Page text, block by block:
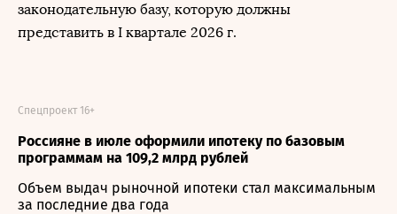
законодательную базу, которую должны
представить в I квартале 2026 г.
Россияне в июле оформили ипотеку по базовым
программам на 109,2 млрд рублей
Спецпроект 16+
Объем выдач рыночной ипотеки стал максимальным
за последние два года